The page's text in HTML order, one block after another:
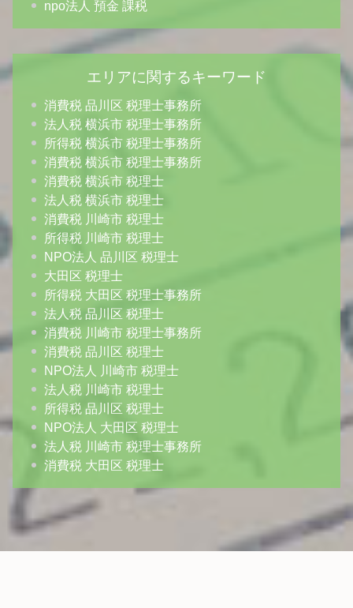
npo法人 預金 課税
エリアに関するキーワード
消費税 品川区 税理士事務所
法人税 横浜市 税理士事務所
所得税 横浜市 税理士事務所
消費税 横浜市 税理士事務所
消費税 横浜市 税理士
法人税 横浜市 税理士
消費税 川崎市 税理士
所得税 川崎市 税理士
NPO法人 品川区 税理士
大田区 税理士
所得税 大田区 税理士事務所
法人税 品川区 税理士
消費税 川崎市 税理士事務所
消費税 品川区 税理士
NPO法人 川崎市 税理士
法人税 川崎市 税理士
所得税 品川区 税理士
NPO法人 大田区 税理士
法人税 川崎市 税理士事務所
消費税 大田区 税理士